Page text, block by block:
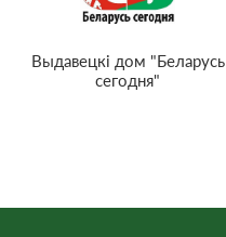
Выдавецкі дом "Беларусь
сегодня"